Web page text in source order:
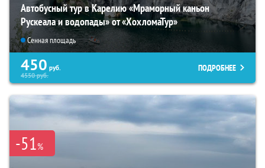
Автобусный тур в Карелию «Мраморный каньон
Рускеала и водопады» от «ХохломаТур»
Сенная площадь
450 руб.
4550руб.
ПОДРОБНЕЕ
-51%